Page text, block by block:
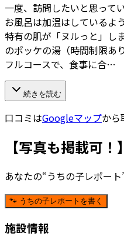
一度、訪問したいと思って
お風呂は加温はしているよ
特有の肌が「ヌルっと」し
のポッケの湯（時間制限あ
フルコースで、食事に合…
続きを読む
口コミはGoogleマップから
【写真も掲載可
あなたの“うちの子レポー
🐾 うちの子レポートを書く
施設情報